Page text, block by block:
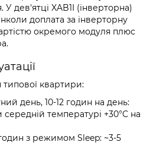
У дев'ятці XAB1I (інверторна)
доплата за інверторну
окремого модуля плюс
квартири:
день, 10-12 годин на день:
середній температурі +30°C на
з режимом Sleep: ~3-5